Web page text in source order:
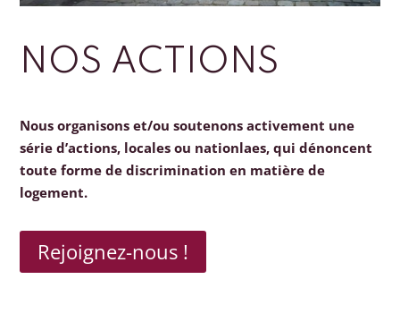
NOS ACTIONS
Nous organisons et/ou soutenons activement une
série d’actions, locales ou nationlaes, qui dénoncent
toute forme de discrimination en matière de
logement.
Rejoignez-nous !